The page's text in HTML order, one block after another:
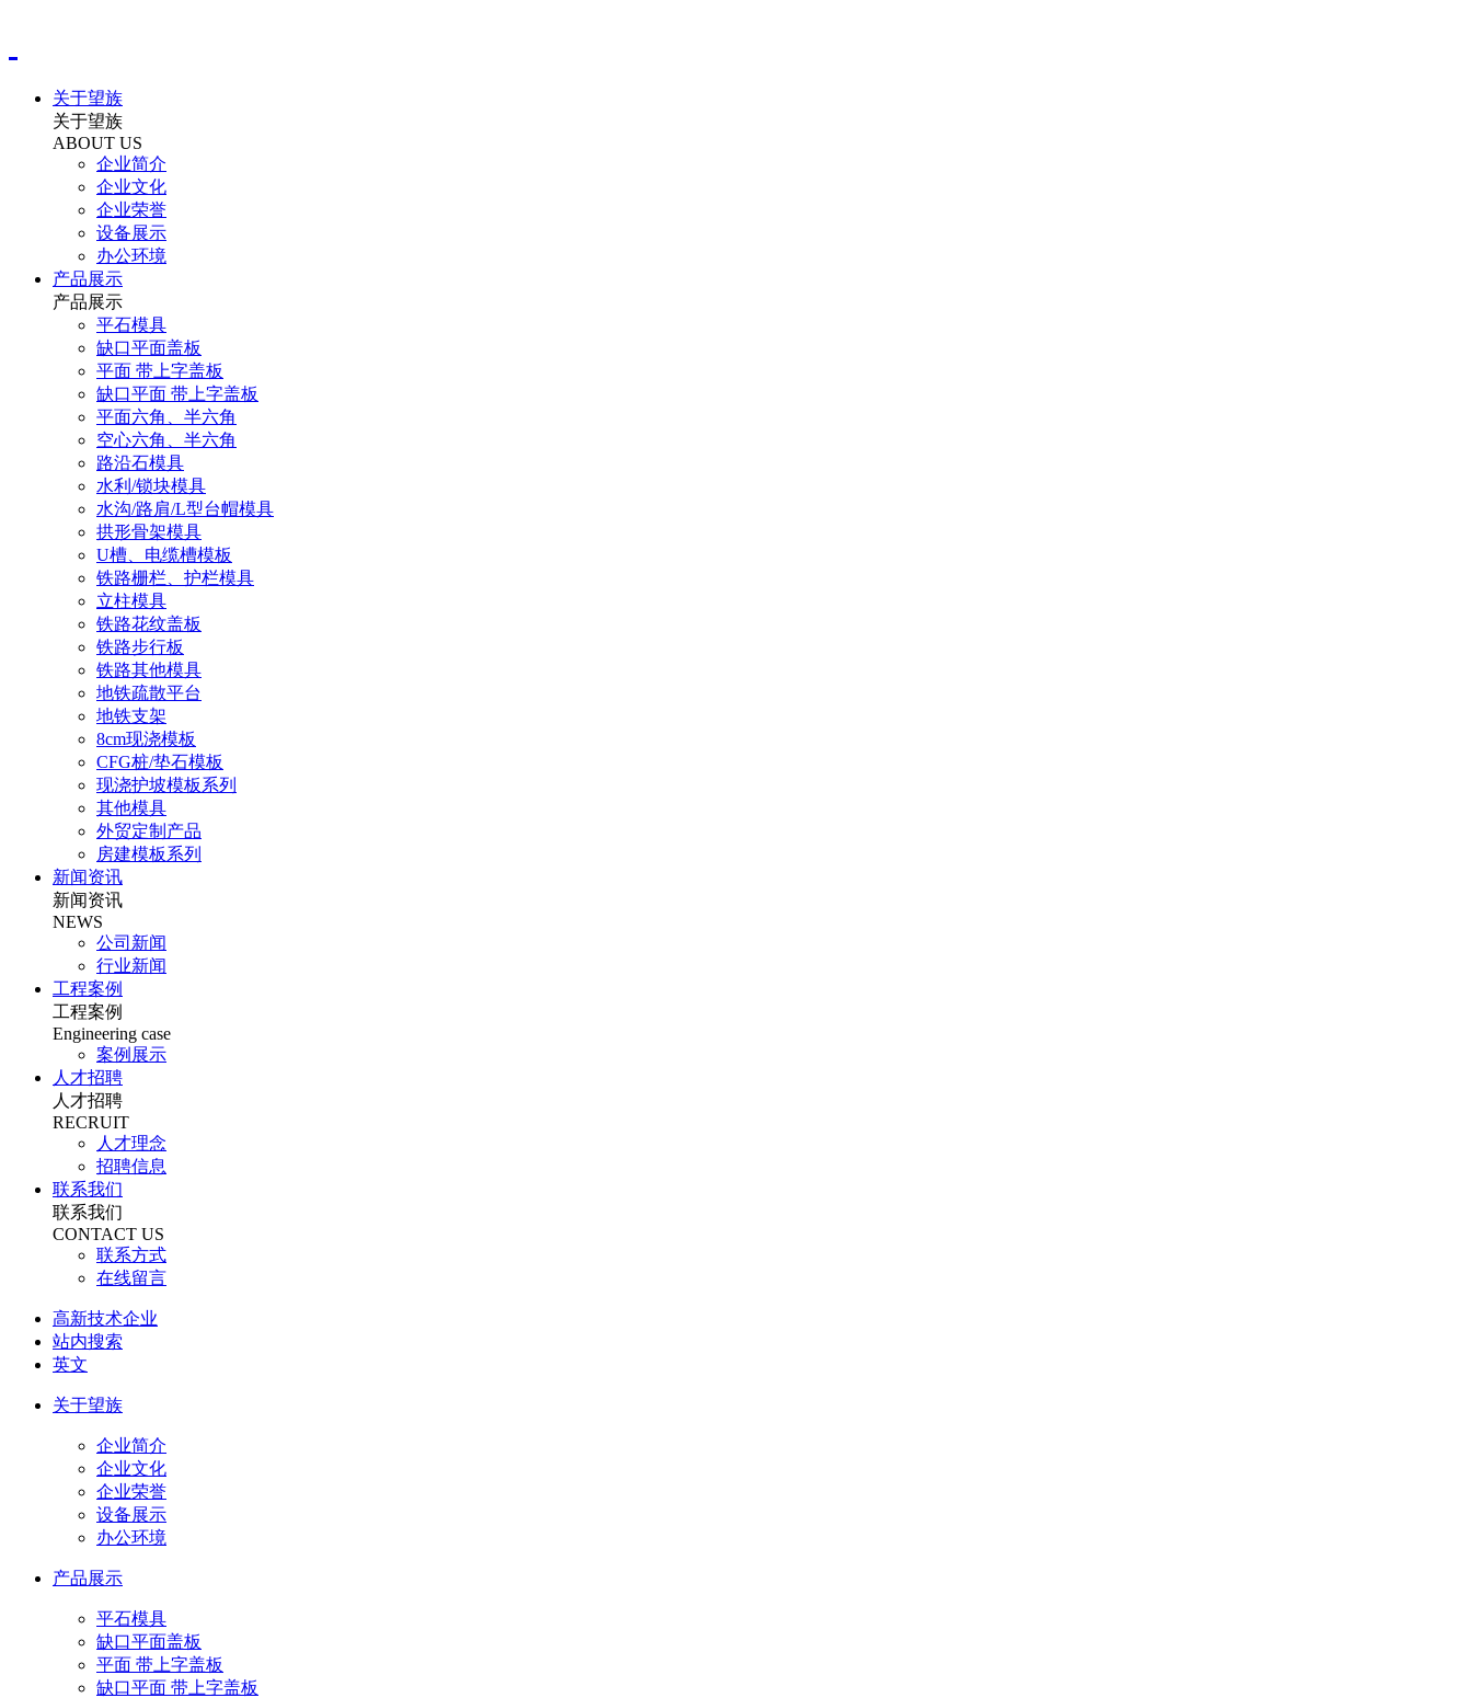
关于望族
关于望族
ABOUT US
企业简介
企业文化
企业荣誉
设备展示
办公环境
产品展示
产品展示
平石模具
缺口平面盖板
平面 带上字盖板
缺口平面 带上字盖板
平面六角、半六角
空心六角、半六角
路沿石模具
水利/锁块模具
水沟/路肩/L型台帽模具
拱形骨架模具
U槽、电缆槽模板
铁路栅栏、护栏模具
立柱模具
铁路花纹盖板
铁路步行板
铁路其他模具
地铁疏散平台
地铁支架
8cm现浇模板
CFG桩/垫石模板
现浇护坡模板系列
其他模具
外贸定制产品
房建模板系列
新闻资讯
新闻资讯
NEWS
公司新闻
行业新闻
工程案例
工程案例
Engineering case
案例展示
人才招聘
人才招聘
RECRUIT
人才理念
招聘信息
联系我们
联系我们
CONTACT US
联系方式
在线留言
高新技术企业
站内搜索
英文
关于望族
企业简介
企业文化
企业荣誉
设备展示
办公环境
产品展示
平石模具
缺口平面盖板
平面 带上字盖板
缺口平面 带上字盖板